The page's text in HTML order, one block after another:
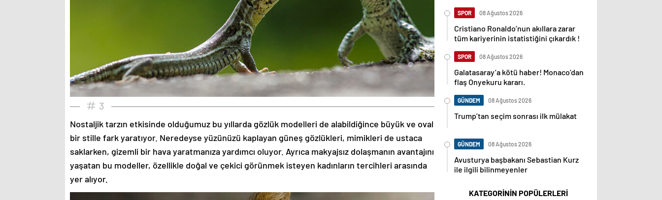
3
Nostaljik tarzın etkisinde olduğumuz bu yıllarda gözlük modelleri de alabildiğince büyük ve oval
bir stille fark yaratıyor. Neredeyse yüzünüzü kaplayan güneş gözlükleri, mimikleri de ustaca
saklarken, gizemli bir hava yaratmanıza yardımcı oluyor. Ayrıca makyajsız dolaşmanın avantajını
yaşatan bu modeller, özellikle doğal ve çekici görünmek isteyen kadınların tercihleri arasında
yer alıyor.
SPOR 08 Ağustos 2026
Cristiano Ronaldo’nun akıllara zarar
tüm kariyerinin istatistiğini çıkardık !
SPOR 08 Ağustos 2026
Galatasaray’a kötü haber! Monaco’dan
flaş Onyekuru kararı.
GÜNDEM 08 Ağustos 2026
Trump’tan seçim sonrası ilk mülakat
GÜNDEM 08 Ağustos 2026
Avusturya başbakanı Sebastian Kurz
ile ilgili bilinmeyenler
KATEGORİNİN POPÜLERLERİ